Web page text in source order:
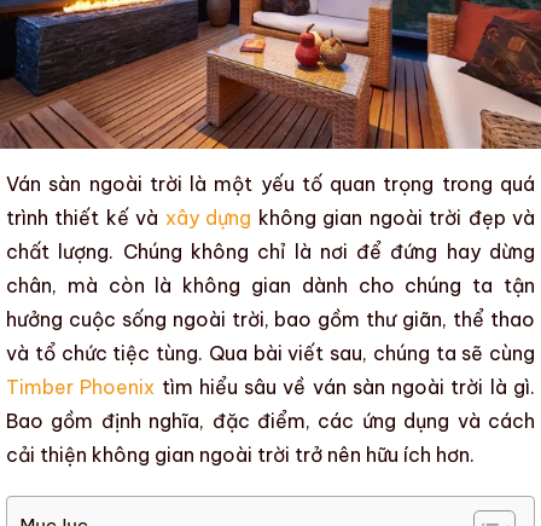
Ván sàn ngoài trời là một yếu tố quan trọng trong quá
trình thiết kế và xây dựng không gian ngoài trời đẹp và
chất lượng. Chúng không chỉ là nơi để đứng hay dừng
chân, mà còn là không gian dành cho chúng ta tận
hưởng cuộc sống ngoài trời, bao gồm thư giãn, thể thao
và tổ chức tiệc tùng. Qua bài viết sau, chúng ta sẽ cùng
Timber Phoenix tìm hiểu sâu về ván sàn ngoài trời là gì.
Bao gồm định nghĩa, đặc điểm, các ứng dụng và cách
cải thiện không gian ngoài trời trở nên hữu ích hơn.